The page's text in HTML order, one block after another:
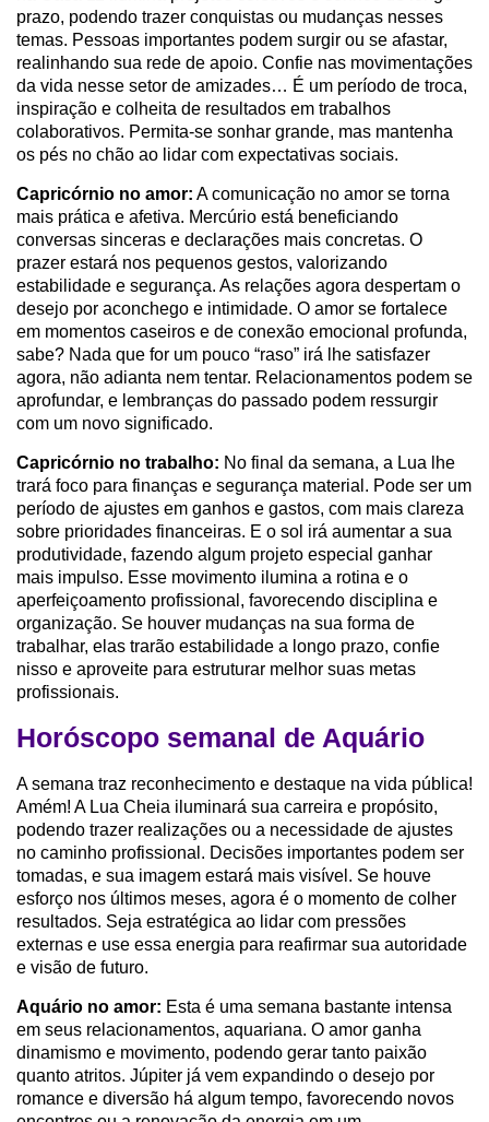
prazo, podendo trazer conquistas ou mudanças nesses
temas. Pessoas importantes podem surgir ou se afastar,
realinhando sua rede de apoio. Confie nas movimentações
da vida nesse setor de amizades… É um período de troca,
inspiração e colheita de resultados em trabalhos
colaborativos. Permita-se sonhar grande, mas mantenha
os pés no chão ao lidar com expectativas sociais.
Capricórnio no amor: A comunicação no amor se torna
mais prática e afetiva. Mercúrio está beneficiando
conversas sinceras e declarações mais concretas. O
prazer estará nos pequenos gestos, valorizando
estabilidade e segurança. As relações agora despertam o
desejo por aconchego e intimidade. O amor se fortalece
em momentos caseiros e de conexão emocional profunda,
sabe? Nada que for um pouco “raso” irá lhe satisfazer
agora, não adianta nem tentar. Relacionamentos podem se
aprofundar, e lembranças do passado podem ressurgir
com um novo significado.
Capricórnio no trabalho: No final da semana, a Lua lhe
trará foco para finanças e segurança material. Pode ser um
período de ajustes em ganhos e gastos, com mais clareza
sobre prioridades financeiras. E o sol irá aumentar a sua
produtividade, fazendo algum projeto especial ganhar
mais impulso. Esse movimento ilumina a rotina e o
aperfeiçoamento profissional, favorecendo disciplina e
organização. Se houver mudanças na sua forma de
trabalhar, elas trarão estabilidade a longo prazo, confie
nisso e aproveite para estruturar melhor suas metas
profissionais.
Horóscopo semanal de Aquário
A semana traz reconhecimento e destaque na vida pública!
Amém! A Lua Cheia iluminará sua carreira e propósito,
podendo trazer realizações ou a necessidade de ajustes
no caminho profissional. Decisões importantes podem ser
tomadas, e sua imagem estará mais visível. Se houve
esforço nos últimos meses, agora é o momento de colher
resultados. Seja estratégica ao lidar com pressões
externas e use essa energia para reafirmar sua autoridade
e visão de futuro.
Aquário no amor: Esta é uma semana bastante intensa
em seus relacionamentos, aquariana. O amor ganha
dinamismo e movimento, podendo gerar tanto paixão
quanto atritos. Júpiter já vem expandindo o desejo por
romance e diversão há algum tempo, favorecendo novos